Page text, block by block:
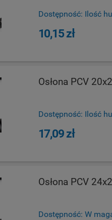
Dostępność: Ilość
10,15 zł
Osłona PCV
Dostępność: Ilość
17,09 zł
Osłona PCV
Dostępność: W